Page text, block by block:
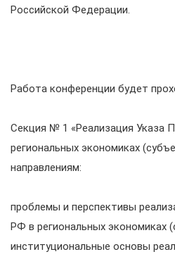
Российской Федерации.
Работа конференции будет
Секция № 1 «Реализация Указа
региональных экономиках
направлениям:
проблемы и перспективы
РФ в региональных экономиках
институциональные основы